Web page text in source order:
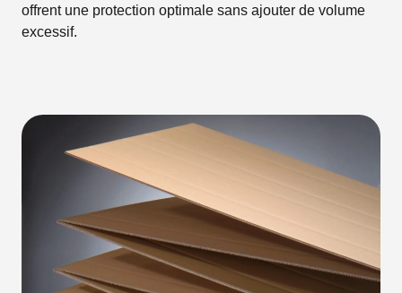
offrent une protection optimale sans ajouter de volume
excessif.